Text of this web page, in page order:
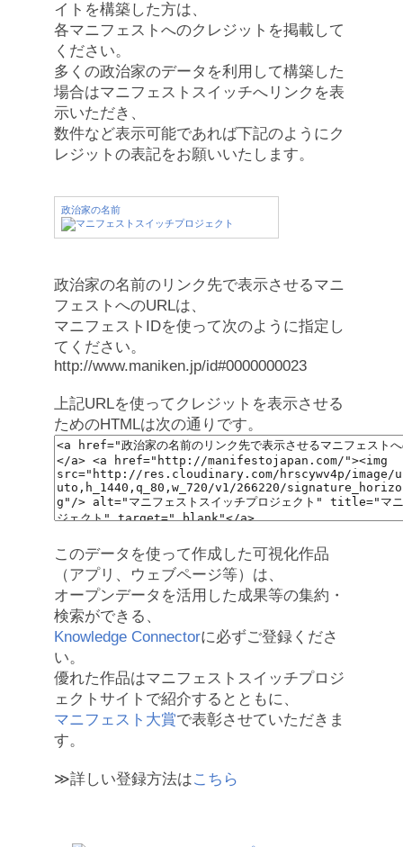
イトを構築した方は、
各マニフェストへのクレジットを掲載して
ください。
多くの政治家のデータを利用して構築した
場合はマニフェストスイッチへリンクを表
示いただき、
数件など表示可能であれば下記のようにク
レジットの表記をお願いいたします。
政治家の名前
政治家の名前のリンク先で表示させるマニ
フェストへのURLは、
マニフェストIDを使って次のように指定し
てください。
http://www.maniken.jp/id#0000000023
上記URLを使ってクレジットを表示させる
ためのHTMLは次の通りです。
このデータを使って作成した可視化作品
（アプリ、ウェブページ等）は、
オープンデータを活用した成果等の集約・
検索ができる、
Knowledge Connectorに必ずご登録くださ
い。
優れた作品はマニフェストスイッチプロジ
ェクトサイトで紹介するとともに、
マニフェスト大賞で表彰させていただきま
す。
≫詳しい登録方法はこちら